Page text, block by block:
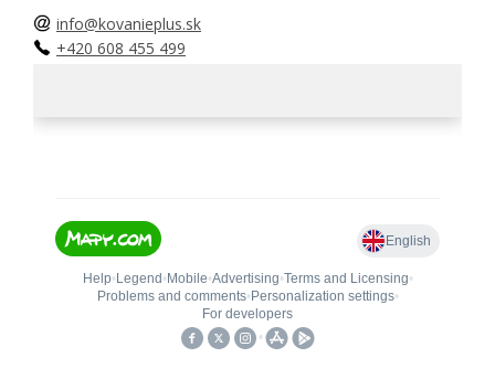
info@kovanieplus.sk
+420 608 455 499